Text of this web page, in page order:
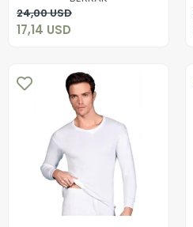
24,00 USD
17,14 USD
Sepete Ekle